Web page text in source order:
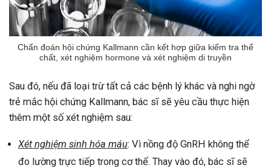
Chẩn đoán hội chứng Kallmann cần kết hợp giữa kiểm tra thể
chất, xét nghiệm hormone và xét nghiệm di truyền
Sau đó, nếu đã loại trừ tất cả các bệnh lý khác và nghi ngờ
trẻ mắc hội chứng Kallmann, bác sĩ sẽ yêu cầu thực hiện
thêm một số xét nghiệm sau:
Xét nghiệm sinh hóa máu: Vì nồng độ GnRH không thể
đo lường trực tiếp trong cơ thể. Thay vào đó, bác sĩ sẽ